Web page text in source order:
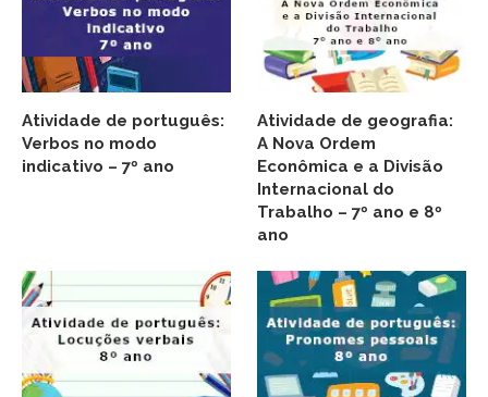
Atividade de português:
Verbos no modo
indicativo – 7º ano
Atividade de geografia:
A Nova Ordem
Econômica e a Divisão
Internacional do
Trabalho – 7º ano e 8º
ano